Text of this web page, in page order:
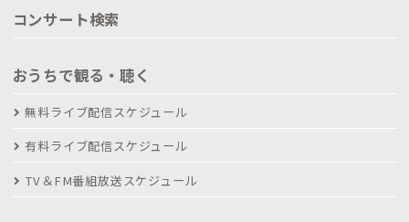
コンサート検索
おうちで観る・聴く
無料ライブ配信スケジュール
有料ライブ配信スケジュール
TV＆FM番組放送スケジュール